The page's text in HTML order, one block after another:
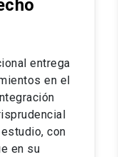
alumnos que
La
como
de la
de
del área, tanto
nuestra
entrega
en el
con
en su